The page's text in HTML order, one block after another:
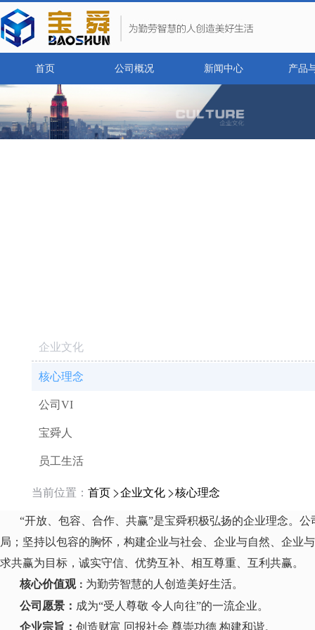
首页 公司概况 新闻中心 产品
企业文化
核心理念
公司VI
宝舜人
员工生活
当前位置： 首页 企业文化 核心理念
“开放、包容、合作、共赢”是宝舜积极弘扬的企业理念。
局；坚持以包容的胸怀，构建企业与社会、企业与自然、企业
求共赢为目标，诚实守信、优势互补、相互尊重、互利共赢。
核心价值观： 为勤劳智慧的人创造美好生活。
公司愿景 ： 成为“受人尊敬 令人向往”的一流企业。
企业宗旨 ： 创造财富 回报社会 尊崇功德 构建和谐。